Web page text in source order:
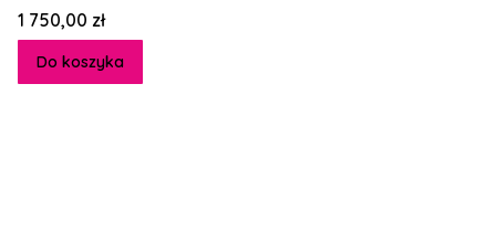
Cena
1 750,00 zł
Do koszyka